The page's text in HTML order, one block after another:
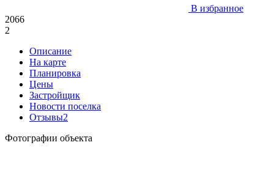
В избранное
2066
2
Описание
На карте
Планировка
Цены
Застройщик
Новости поселка
Отзывы2
Фотографии объекта